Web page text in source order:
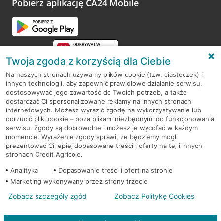
Pobierz aplikację CA24 Mobile
RODO
Regulamin serwisu
Mapa serwisu
PolitykaCookies
© 2026 Credit Agricole Bank Polska S.A. Wszelkie prawa zastrzeżone
Twoja zgoda z korzyścią dla Ciebie
Na naszych stronach używamy plików cookie (tzw. ciasteczek) i
innych technologii, aby zapewnić prawidłowe działanie serwisu,
dostosowywać jego zawartość do Twoich potrzeb, a także
dostarczać Ci spersonalizowane reklamy na innych stronach
internetowych. Możesz wyrazić zgodę na wykorzystywanie lub
odrzucić pliki cookie – poza plikami niezbędnymi do funkcjonowania
serwisu. Zgody są dobrowolne i możesz je wycofać w każdym
momencie. Wyrażenie zgody sprawi, że będziemy mogli
prezentować Ci lepiej dopasowane treści i oferty na tej i innych
stronach Credit Agricole.
Analityka
Dopasowanie treści i ofert na stronie
Marketing wykonywany przez strony trzecie
Zobacz szczegóły zgód Zobacz Politykę Cookies